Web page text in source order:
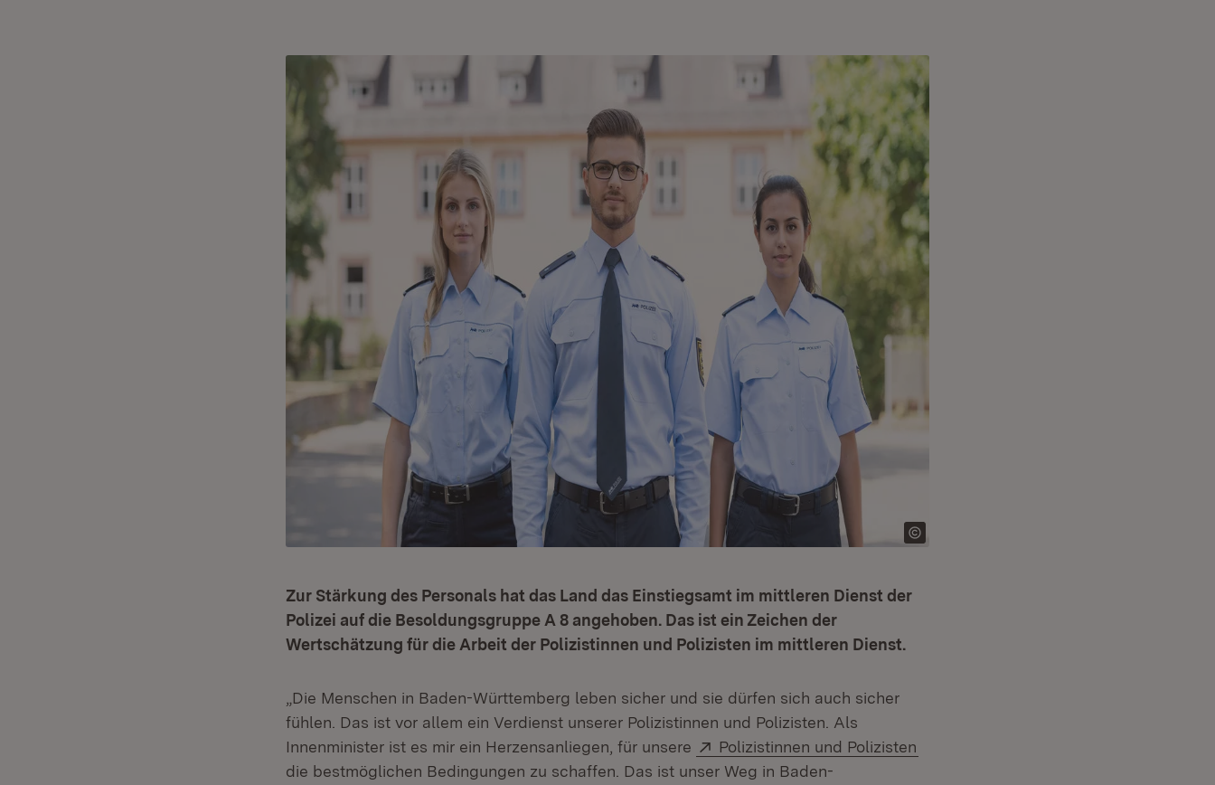
Zur Stärkung des Personals hat das Land das Einstiegsamt im mittleren Dienst der
Polizei auf die Besoldungsgruppe A 8 angehoben. Das ist ein Zeichen der
Wertschätzung für die Arbeit der Polizistinnen und Polizisten im mittleren Dienst.
„Die Menschen in Baden-Württemberg leben sicher und sie dürfen sich auch sicher
fühlen. Das ist vor allem ein Verdienst unserer Polizistinnen und Polizisten. Als
Innenminister ist es mir ein Herzensanliegen, für unsere
Extern:
Polizistinnen und Polizisten
die bestmöglichen Bedingungen zu schaffen. Das ist unser Weg in Baden-